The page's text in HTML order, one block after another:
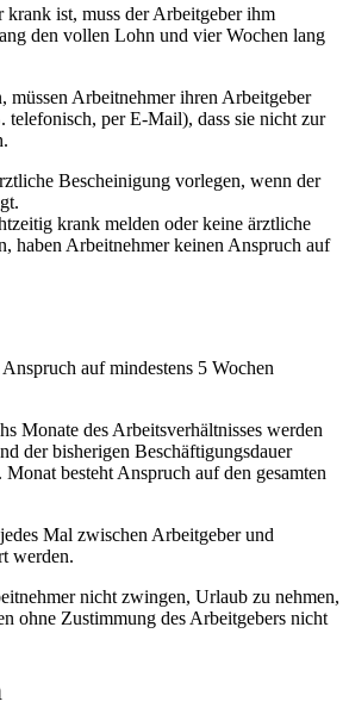
krank ist, muss der Arbeitgeber ihm
den vollen Lohn und vier Wochen lang
müssen Arbeitnehmer ihren Arbeitgeber
telefonisch, per E-Mail), dass sie nicht zur
Bescheinigung vorlegen, wenn der
krank melden oder keine ärztliche
haben Arbeitnehmer keinen Anspruch auf
auf mindestens 5 Wochen
Monate des Arbeitsverhältnisses werden
der bisherigen Beschäftigungsdauer
besteht Anspruch auf den gesamten
Mal zwischen Arbeitgeber und
werden.
nicht zwingen, Urlaub zu nehmen,
ohne Zustimmung des Arbeitgebers nicht